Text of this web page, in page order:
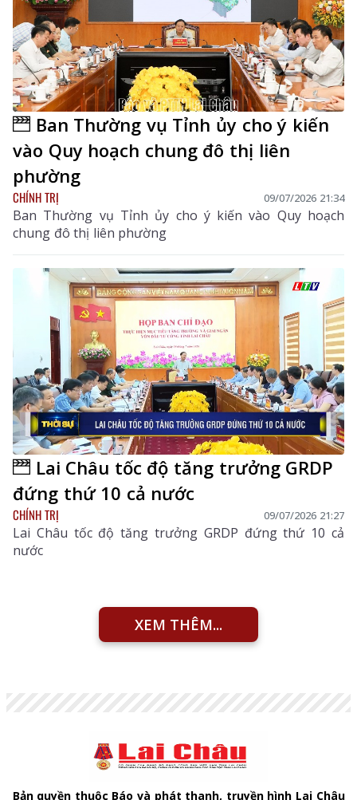
Ban Thường vụ Tỉnh ủy cho ý kiến
vào Quy hoạch chung đô thị liên
phường
CHÍNH TRỊ 09/07/2026 21:34
Ban Thường vụ Tỉnh ủy cho ý kiến vào Quy hoạch
chung đô thị liên phường
Lai Châu tốc độ tăng trưởng GRDP
đứng thứ 10 cả nước
CHÍNH TRỊ 09/07/2026 21:27
Lai Châu tốc độ tăng trưởng GRDP đứng thứ 10 cả
nước
XEM THÊM...
Bản quyền thuộc Báo và phát thanh, truyền hình Lai Châu